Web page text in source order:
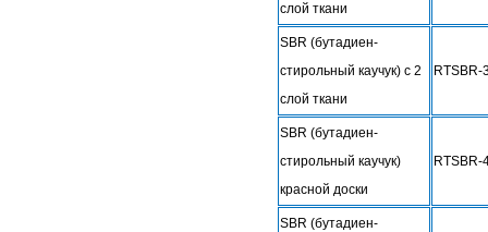
слой ткани
SBR (бутадиен-
стирольный каучук) с 2
слой ткани
RTSBR-
SBR (бутадиен-
стирольный каучук)
красной доски
RTSBR-
SBR (бутадиен-